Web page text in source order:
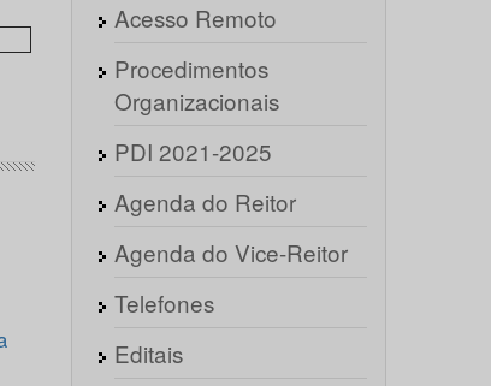
Acesso Remoto
Procedimentos
Organizacionais
PDI 2021-2025
Agenda do Reitor
Agenda do Vice-Reitor
Telefones
Editais